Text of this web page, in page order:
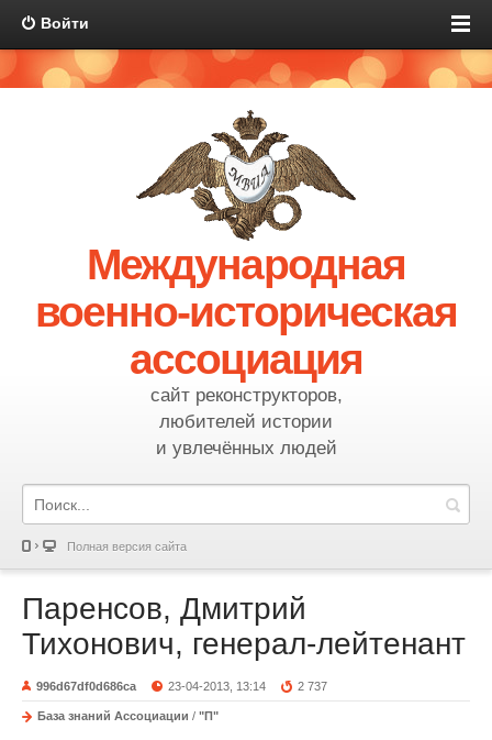
Войти
Международная
военно-историческая
ассоциация
сайт реконструкторов,
любителей истории
и увлечённых людей
Полная версия сайта
Паренсов, Дмитрий
Тихонович, генерал-лейтенант
996d67df0d686ca 23-04-2013, 13:14 2 737
База знаний Ассоциации / "П"